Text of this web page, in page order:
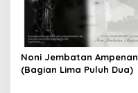
Noni Jembatan Ampenan
(Bagian Lima Puluh Dua)